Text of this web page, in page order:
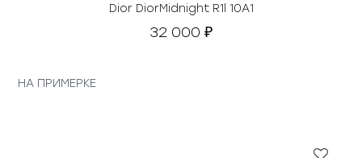
Dior DiorMidnight R1l 10A1
32 000 ₽
НА ПРИМЕРКЕ